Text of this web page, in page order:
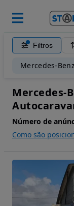
Filtros
Mercedes-Benz
Mercedes-
Número de
Como são